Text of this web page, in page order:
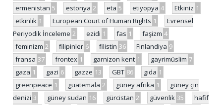
ermenistan 5 estonya 2 eta 5 etiyopya 4 Etkiniz 1
etkinlik 1 European Court of Human Rights 1
Evrensel
Periyodik İnceleme 2 ezidi 1 fas 1 faşizm 4
feminizm 2 filipinler 6 filistin 36 Finlandiya 9
fransa 37 frontex 1 garnizon kent 1 gayrimüslim 7
gaza 1 gazi 6 gazze 13 GBT 86 gıda 1
greenpeace 1 guatemala 2 güney afrika 1
güney çin
denizi 3 güney sudan 16 gürcistan 2 güvenlik 35
hafif